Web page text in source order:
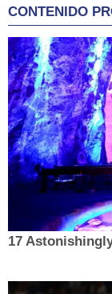
CONTENIDO
17